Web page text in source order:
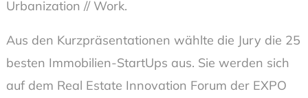
Urbanization // Work.
Aus den Kurzpräsentationen wählte die Jury die 25
besten Immobilien-StartUps aus. Sie werden sich
auf dem Real Estate Innovation Forum der EXPO